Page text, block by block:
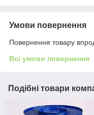
Умови повернення
Повернення товару
Всі умови повернення
Подібні товари